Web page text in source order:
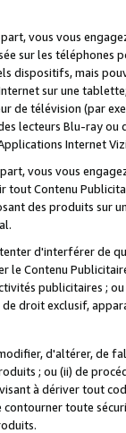
vous vous
sur les téléphones
dispositifs, mais
sur une
de télévision (par
lecteurs Blu-ray
Internet
vous vous
tout Contenu
des produits sur
d'interférer de
le Contenu
publicitaires ;
exclusif,
d'altérer, de
; ou (ii) de
à dériver tout
toute